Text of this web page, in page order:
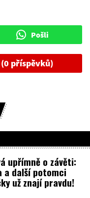
Pošli
příspěvků)
upřímně o závěti:
a další potomci
už znají pravdu!